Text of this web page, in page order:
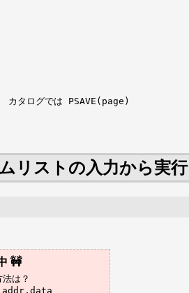
リストの入力から実
は？